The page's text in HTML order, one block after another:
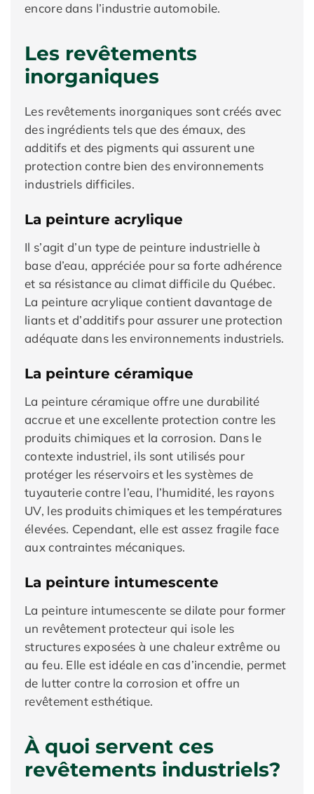
encore dans l’industrie automobile.
Les revêtements
inorganiques
Les revêtements inorganiques sont créés avec
des ingrédients tels que des émaux, des
additifs et des pigments qui assurent une
protection contre bien des environnements
industriels difficiles.
La peinture acrylique
Il s’agit d’un type de peinture industrielle à
base d’eau, appréciée pour sa forte adhérence
et sa résistance au climat difficile du Québec.
La peinture acrylique contient davantage de
liants et d’additifs pour assurer une protection
adéquate dans les environnements industriels.
La peinture céramique
La peinture céramique offre une durabilité
accrue et une excellente protection contre les
produits chimiques et la corrosion. Dans le
contexte industriel, ils sont utilisés pour
protéger les réservoirs et les systèmes de
tuyauterie contre l’eau, l’humidité, les rayons
UV, les produits chimiques et les températures
élevées. Cependant, elle est assez fragile face
aux contraintes mécaniques.
La peinture intumescente
La peinture intumescente se dilate pour former
un revêtement protecteur qui isole les
structures exposées à une chaleur extrême ou
au feu. Elle est idéale en cas d’incendie, permet
de lutter contre la corrosion et offre un
revêtement esthétique.
À quoi servent ces
revêtements industriels?